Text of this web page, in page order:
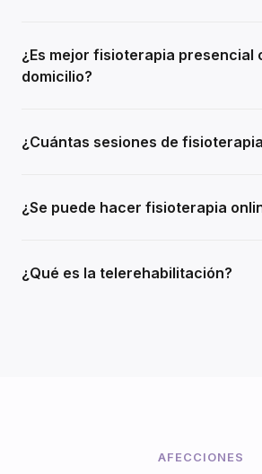
¿Es mejor fisioterapia presencial
domicilio?
¿Cuántas sesiones de
¿Se puede hacer fisioterapia
¿Qué es la telerehabilitación?
AFECCIONES